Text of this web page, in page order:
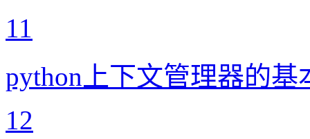
11
python上下文管理器的基
12